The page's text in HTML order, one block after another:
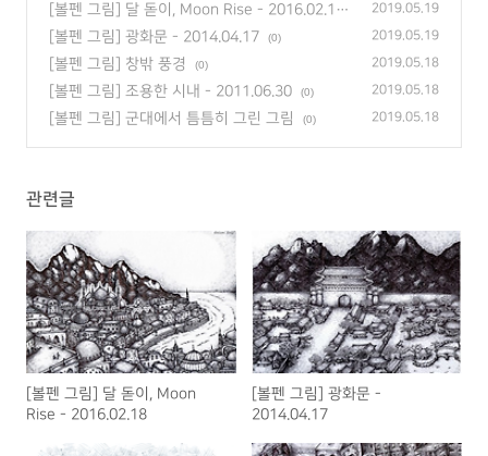
[볼펜 그림] 달 돋이, Moon Rise - 2016.02.18
(0)
2019.05.19
[볼펜 그림] 광화문 - 2014.04.17 (0) 2019.05.19
[볼펜 그림] 창밖 풍경 (0) 2019.05.18
[볼펜 그림] 조용한 시내 - 2011.06.30 (0) 2019.05.18
[볼펜 그림] 군대에서 틈틈히 그린 그림 (0) 2019.05.18
관련글
[볼펜 그림] 달 돋이, Moon
Rise - 2016.02.18
[볼펜 그림] 광화문 -
2014.04.17